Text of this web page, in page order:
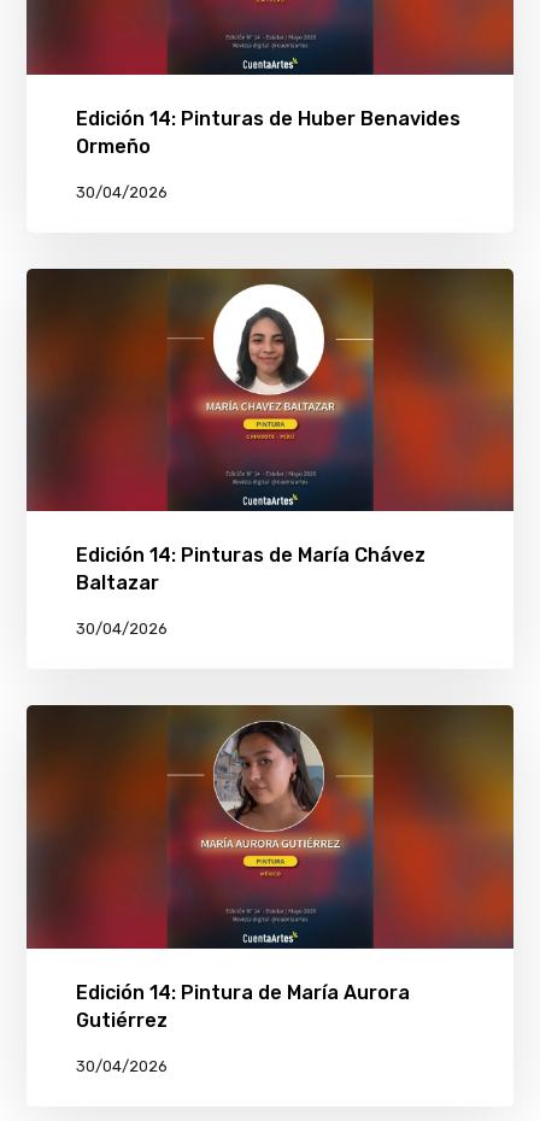
Edición 14: Pinturas de Huber Benavides
Ormeño
30/04/2026
Edición 14: Pinturas de María Chávez
Baltazar
30/04/2026
Edición 14: Pintura de María Aurora
Gutiérrez
30/04/2026